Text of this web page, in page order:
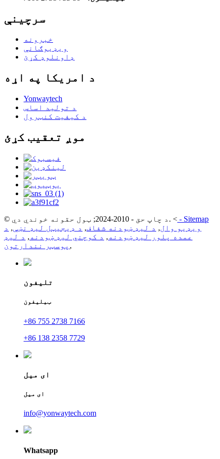
سرچینې
خبرونه
ویډیوګانې
ډاونلوډ کړئ
د امریکا په اړه
Yonwaytech
د تولید اساس
د کیفیت کنټرول
موږ تعقیب کړئ
© د چاپ حق - 2010-2024; ټول حقونه خوندي دي. < - Sitemap
ویډیو وال, د لیډ ښودنه شفاف, د ډیجیټل لیډ نښې, د
عمده پلور لیډ ښودنه , د کوچني لیډ ښودنه , د لیډ
پوسټر نندارتون ,
تلیفون
ټیلیفون
+86 755 2738 7166
+86 138 2358 7729
ای میل
ای میل
info@yonwaytech.com
Whatsapp